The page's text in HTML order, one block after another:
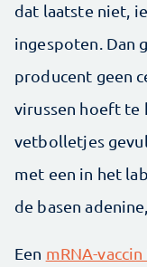
dat laatste niet,
ingespoten. Dan
producent geen
virussen hoeft te
vetbolletjes
met een in het
de basen
Een mRNA-